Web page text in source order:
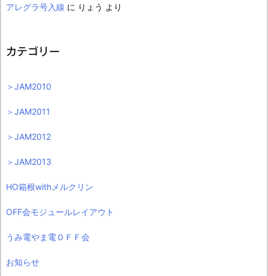
アレグラ号入線 に りょう より
カテゴリー
＞JAM2010
＞JAM2011
＞JAM2012
＞JAM2013
HO箱根withメルクリン
OFF会モジュールレイアウト
うみ電やま電ＯＦＦ会
お知らせ